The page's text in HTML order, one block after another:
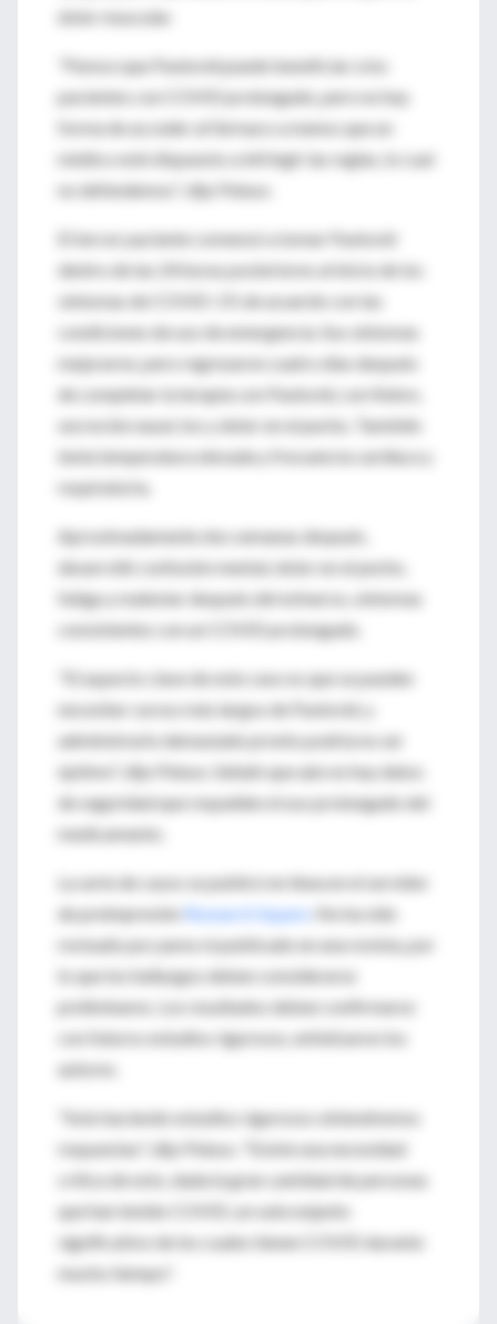
dolor muscular.
"Parece que Paxlovid puede beneficiar a los
pacientes con COVID prolongado, pero no hay
forma de acceder al fármaco a menos que un
médico esté dispuesto a infringir las reglas, lo cual
no defendemos", dijo Peluso.
El tercer paciente comenzó a tomar Paxlovid
dentro de las 24 horas posteriores al inicio de los
síntomas de COVID-19, de acuerdo con las
condiciones de uso de emergencia. Sus síntomas
mejoraron, pero regresaron cuatro días después
de completar la terapia con Paxlovid, con fiebre,
secreción nasal, tos y dolor en el pecho. También
tenía temperatura elevada y frecuencia cardíaca y
respiratoria.
Aproximadamente dos semanas después,
desarrolló confusión mental, dolor en el pecho,
fatiga y malestar después del esfuerzo, síntomas
consistentes con un COVID prolongado.
"El aspecto clave de este caso es que se pueden
necesitar cursos más largos de Paxlovid, y
administrarlo demasiado pronto podría no ser
óptimo", dijo Peluso. Señaló que aún no hay datos
de seguridad que respalden el uso prolongado del
medicamento.
La serie de casos se publicó en línea en el servidor
de preimpresión Research Square
. No ha sido
revisado por pares ni publicado en una revista, por
lo que los hallazgos deben considerarse
preliminares. Los resultados deben confirmarse
con futuros estudios rigurosos, enfatizaron los
autores.
"Solo haciendo estudios rigurosos obtendremos
respuestas", dijo Peluso. "Existe una necesidad
crítica de esto, dada la gran cantidad de personas
que han tenido COVID, un subconjunto
significativo de los cuales tienen COVID durante
mucho tiempo".